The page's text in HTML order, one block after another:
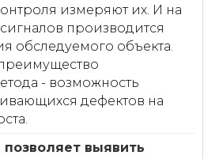
измеряют их. И на
производится
обследуемого объекта.
- возможность
дефектов на